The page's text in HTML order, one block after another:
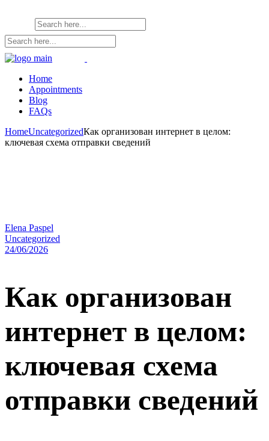
Home
Appointments
Blog
FAQs
HomeUncategorizedКак организован интернет в целом:
ключевая схема отправки сведений
Elena Paspel
Uncategorized
24/06/2026
Как организован
интернет в целом:
ключевая схема
отправки сведений